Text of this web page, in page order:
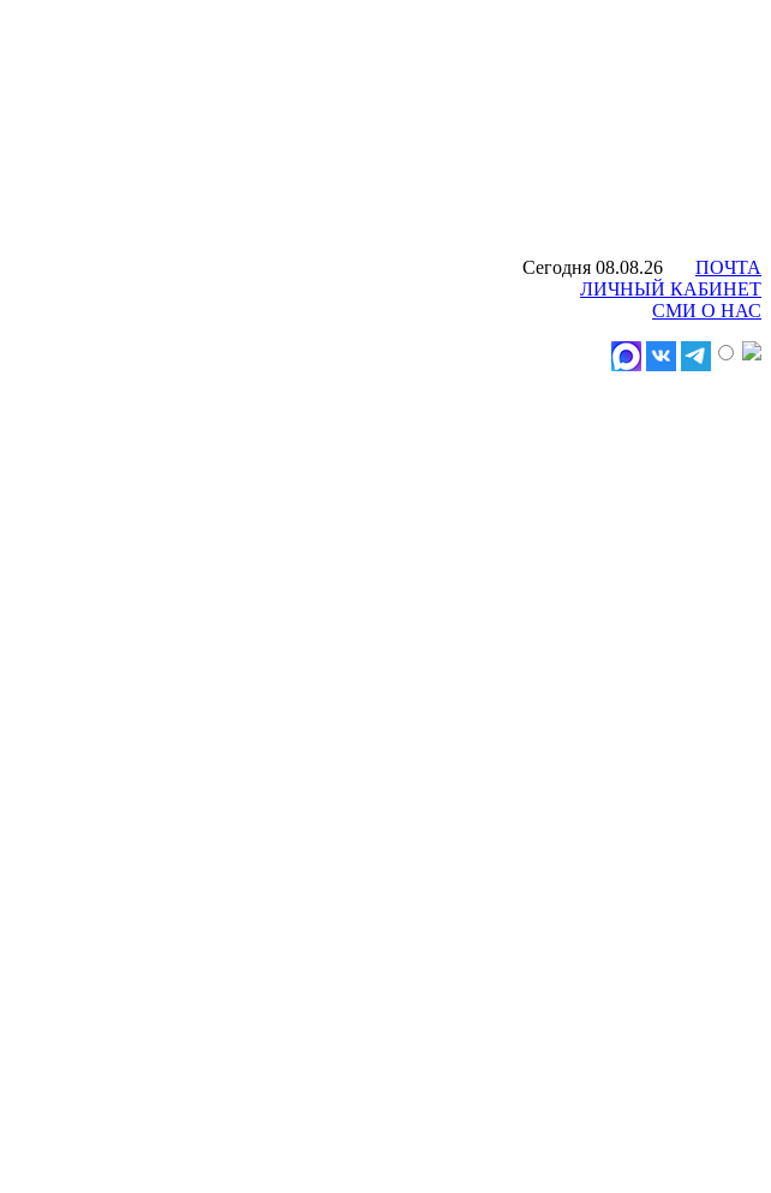
Сегодня 08.08.26
ПОЧТА
ЛИЧНЫЙ КАБИНЕТ
СМИ О НАС